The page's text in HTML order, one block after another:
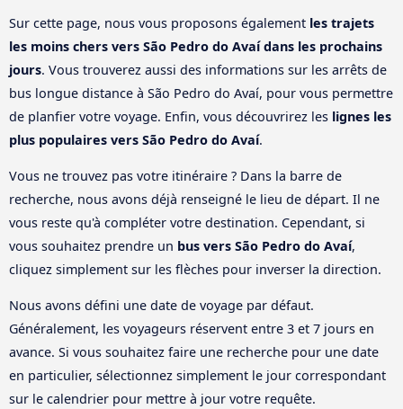
Sur cette page, nous vous proposons également les trajets
les moins chers vers São Pedro do Avaí dans les prochains
jours. Vous trouverez aussi des informations sur les arrêts de
bus longue distance à São Pedro do Avaí, pour vous permettre
de planfier votre voyage. Enfin, vous découvrirez les lignes les
plus populaires vers São Pedro do Avaí.
Vous ne trouvez pas votre itinéraire ? Dans la barre de
recherche, nous avons déjà renseigné le lieu de départ. Il ne
vous reste qu'à compléter votre destination. Cependant, si
vous souhaitez prendre un bus vers São Pedro do Avaí,
cliquez simplement sur les flèches pour inverser la direction.
Nous avons défini une date de voyage par défaut.
Généralement, les voyageurs réservent entre 3 et 7 jours en
avance. Si vous souhaitez faire une recherche pour une date
en particulier, sélectionnez simplement le jour correspondant
sur le calendrier pour mettre à jour votre requête.